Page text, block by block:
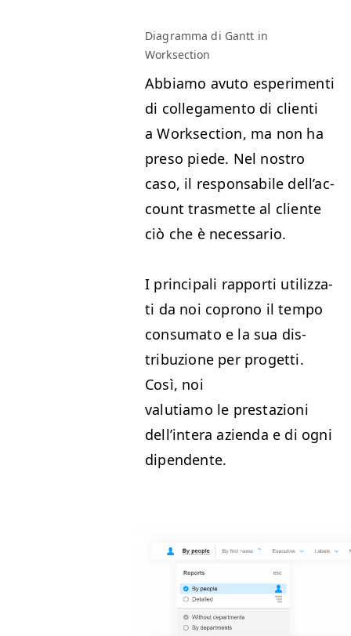
Dia­gram­ma di Gantt in
Worksection
Abbi­amo avu­to esper­i­men­ti
di col­lega­men­to di cli­en­ti
a Work­sec­tion, ma non ha
pre­so piede. Nel nos­tro
caso, il respon­s­abile del­l’ac­
count trasmette al cliente
ciò che è necessario.
I prin­ci­pali rap­por­ti uti­liz­za­
ti da noi coprono il tem­po
con­suma­to e la sua dis­
tribuzione per prog­et­ti.
Così, noi
valu­ti­amo le prestazioni
del­l’in­tera azien­da e di ogni
dipendente.